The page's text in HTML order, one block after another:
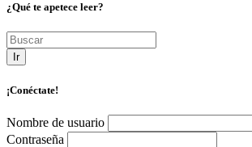
¿Qué te apetece leer?
Ir
¡Conéctate!
Nombre de usuario
Contraseña